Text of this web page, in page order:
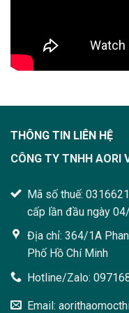
THÔNG TIN LIÊN HỆ
CÔNG TY TNHH AORI
Mã số thuế:
cấp lần đầu ngày
Địa chỉ: 364/1A
Phố Hồ Chí Minh
Hotline/Zalo:
Email: